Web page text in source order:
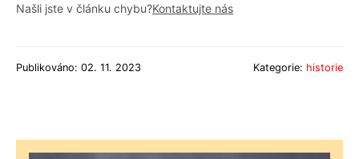
Našli jste v článku chybu?Kontaktujte nás
Publikováno: 02. 11. 2023 Kategorie: historie